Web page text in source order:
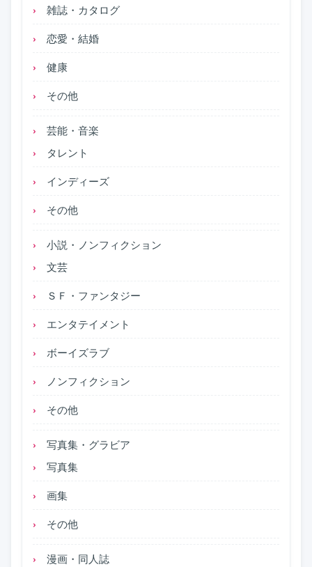
雑誌・カタログ
恋愛・結婚
健康
その他
芸能・音楽
タレント
インディーズ
その他
小説・ノンフィクション
文芸
ＳＦ・ファンタジー
エンタテイメント
ボーイズラブ
ノンフィクション
その他
写真集・グラビア
写真集
画集
その他
漫画・同人誌